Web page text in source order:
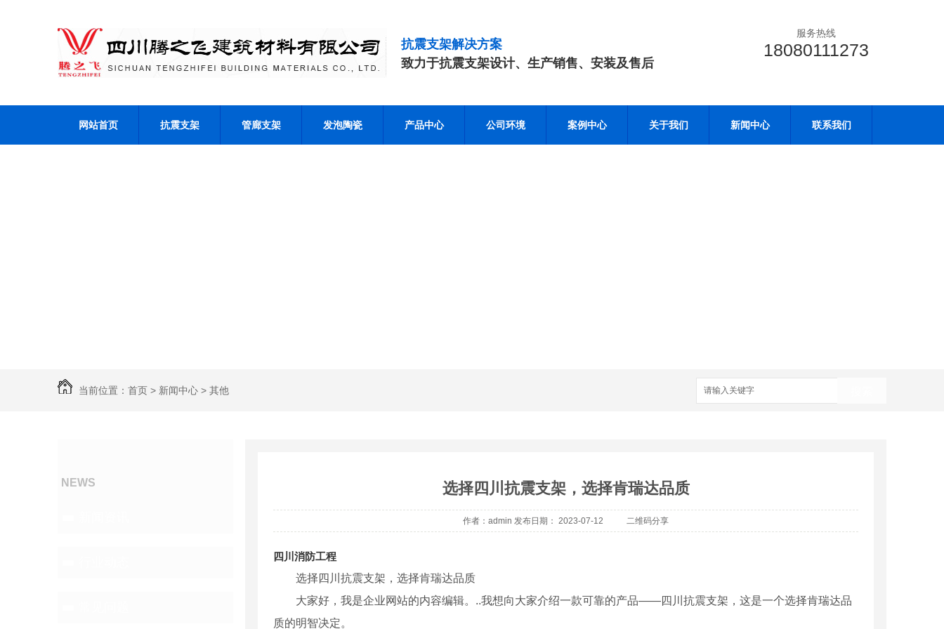
抗震支架解决方案
致力于抗震支架设计、生产销售、安装及售后
服务热线
18080111273
网站首页 抗震支架 管廊支架 发泡陶瓷 产品中心 公司环境 案例中心 关于我们 新闻中心 联系我们
当前位置： 首页 > 新闻中心 > 其他
NEWS 选择四川抗震支架，选择肯瑞达品质
作者：admin 发布日期： 2023-07-12 二维码分享
四川消防工程
选择四川抗震支架，选择肯瑞达品质
大家好，我是企业网站的内容编辑。..我想向大家介绍一款可靠的产品——四川抗震支架，这是一个选择肯瑞达品
质的明智决定。